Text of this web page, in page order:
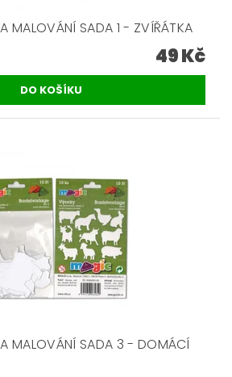
MALOVÁNÍ SADA 1 - ZVÍŘÁTKA
49 Kč
MALOVÁNÍ SADA 3 - DOMÁCÍ